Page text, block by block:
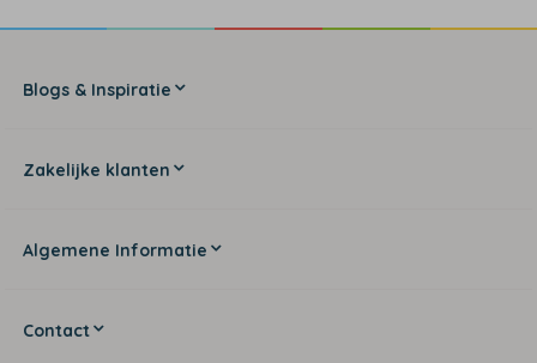
Blogs & Inspiratie
Zakelijke klanten
Algemene Informatie
Contact